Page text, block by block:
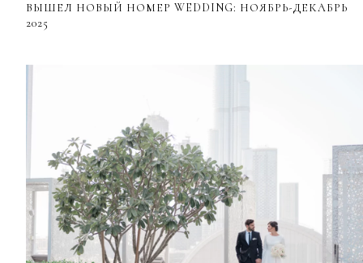
ВЫШЕЛ НОВЫЙ НОМЕР WEDDING: НОЯБРЬ-ДЕКАБРЬ
2025